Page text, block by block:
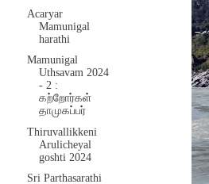
Acaryar
Mamunigal
harathi
Mamunigal
Uthsavam 2024
- 2 :
கற்றோர்கள்
தாமுகப்பர்
Thiruvallikkeni
Arulicheyal
goshti 2024
Sri Parthasarathi